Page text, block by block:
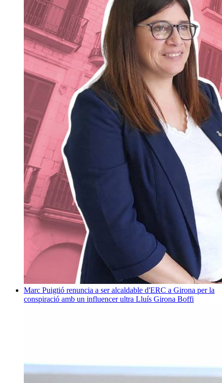
Marc Puigtió renuncia a ser alcaldable d'ERC a Girona per la
conspiració amb un influencer ultra Lluís Girona Boffi